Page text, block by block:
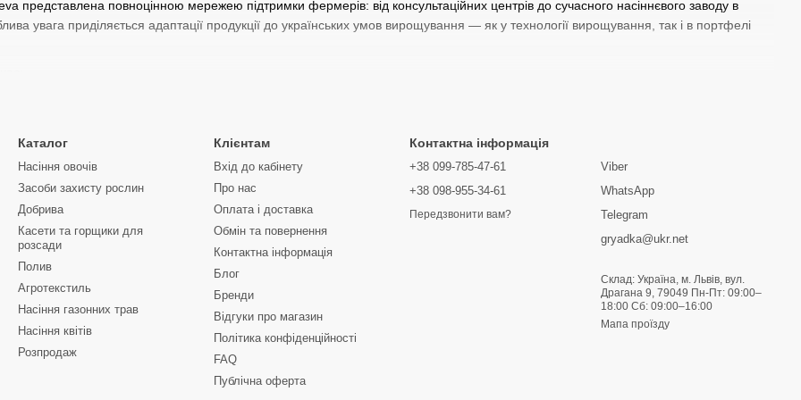
представлена повноцінною мережею підтримки фермерів: від консультаційних центрів до сучасного насіннєвого заводу в
увага приділяється адаптації продукції до українських умов вирощування — як у технології вирощування, так і в портфелі
з молекулами Zorvec™ та Inatreq™, які гарантують тривалий захист від хвороб та високу врожайність.
(Isoclast™ active) з вибірковою дією та мінімальним впливом на корисну ентомофауну.
соняшникубренду Pioneer™ — визнаного стандарту якості у селекції гібридів.
себе як надійна основа в системах захисту культур таких як кукурудза, соняшник, ріпак, пшениця, соя, виноград,
Використання препаратів цього бренду дозволяє ефективно боротися з бур’янами, хворобами та шкідниками, забезпечуючи
і максимальний врожай.
ви можете купити оригінальні засоби захисту рослин Corteva за вигідною ціною. Ми пропонуємо лише сертифіковану продукцію
доставкою по всій Україні. Наші агрономи-консультанти допоможуть обрати оптимальні рішення для вашого господарства.
Каталог
Насіння овочів
Засоби захисту рослин
Добрива
Касети та горщики для
розсади
Полив
Агротекстиль
Насіння газонних трав
Насіння квітів
Розпродаж
Клієнтам
Вхід до кабінету
Про нас
Оплата і доставка
Обмін та повернення
Контактна інформація
Блог
Бренди
Відгуки про магазин
Політика конфіденційності
FAQ
Публічна оферта
Контактна інформація
+38 099-785-47-61
+38 098-955-34-61
Передзвонити вам?
Viber
WhatsApp
Telegram
gryadka@ukr.net
Склад: Україна, м. Львів, вул.
Драгана 9, 79049 Пн-Пт: 09:00–
18:00 Сб: 09:00–16:00
Мапа проїзду